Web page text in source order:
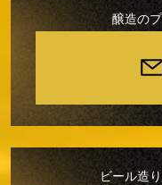
醸造の
ビール造